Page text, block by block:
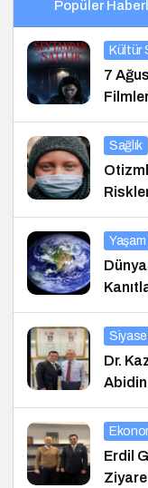
Popüler
Kültür
7
Sağlık
Yaşam
Dr.
Abidin
Erdil